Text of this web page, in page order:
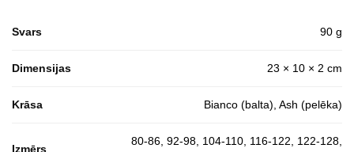
Svars 90 g
Dimensijas 23 × 10 × 2 cm
Krāsa Bianco (balta), Ash (pelēka)
Izmērs
80-86, 92-98, 104-110, 116-122, 122-128,